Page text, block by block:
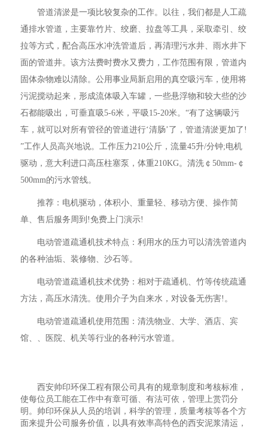
管道清淤是一项比较复杂的工作。以往，我们都是人工疏
通排水管道，主要靠竹片、绞磨、拉盘等工具，采取牵引、绞
拉等方式，配合高压水冲洗管道后，再清理污水井、雨水井下
面的管道井。该方法费时费水又费力，工作范围有限，管道内
固体杂物难以清除。公用事业局新启用的真空吸污车，使用将
污泥搅动起来，形成流体吸入车罐，一些悬浮物和较大些的沙
石都能吸出，可垂直吸5-6米，平吸15-20米。“有了这辆吸污
车，就可以对所有管径的管道进行‘清肠’了，管道清淤更加了!
”工作人员高兴地说。工作压力210公斤，流量45升/分钟;电机
驱动，意大利进口高压柱塞泵，体重210KG。清洗￠50mm-￠
500mm的污水管线。
推荐：电机驱动，体积小、重量轻、移动方便、操作简
单、售后服务周到!免费上门演示!
电动管道疏通机技术特点：利用水的压力可以清洗管道内
的各种油垢、装修物、沙石等。
电动管道疏通机技术优势：相对于疏通机、竹等传统疏通
方法，高压水清洗。使用介子为自来水，对设备无伤害!。
电动管道疏通机使用范围：清洗物业、大学、酒店、宾
馆、、医院、机关等行业的各种污水管道。
西安帅印环保工程有限公司具有的规章制度和考核标准，
使每位员工能在工作中有章可循、有法可依，管理上赏罚分
明。帅印环保从人员的培训，科学的管理，质量考核等各个方
面来提升公司服务价值，以具有效率高特色的西安泥浆清运，